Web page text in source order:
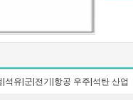
석유|군|전기|항공 우주|석탄 산업